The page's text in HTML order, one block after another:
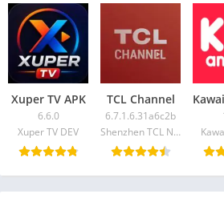
Xuper TV APK
6.6.0
Xuper TV DEV
TCL Channel
6.7.1.6.31a6c2b
Shenzhen TCL New Technology Co. Limited